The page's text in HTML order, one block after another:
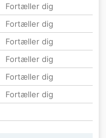
Fortæller dig
Fortæller dig
Fortæller dig
Fortæller dig
Fortæller dig
Fortæller dig